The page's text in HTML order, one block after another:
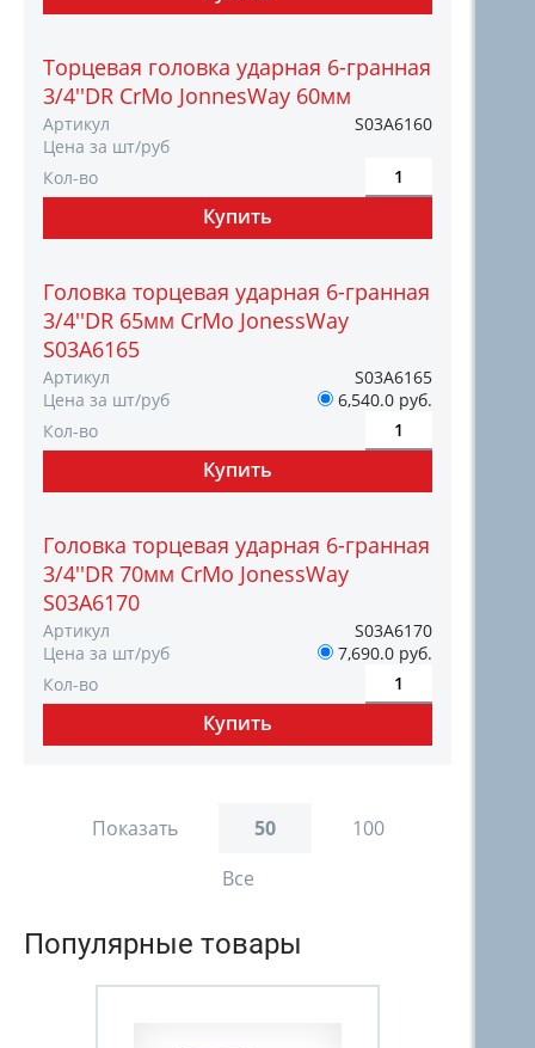
Торцевая головка ударная 6-гранная
3/4''DR CrMo JonnesWay 60мм
Артикул
S03A6160
Цена за шт/руб
Кол-во
Головка торцевая ударная 6-гранная
3/4''DR 65мм CrMo JonessWay
S03A6165
Артикул
S03A6165
Цена за шт/руб
6,540.0 руб.
Кол-во
Головка торцевая ударная 6-гранная
3/4''DR 70мм CrMo JonessWay
S03A6170
Артикул
S03A6170
Цена за шт/руб
7,690.0 руб.
Кол-во
Показать 50
100
Все
Популярные товары